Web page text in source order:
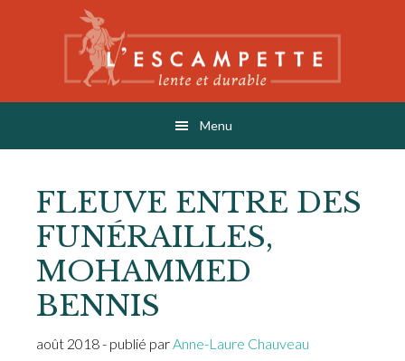
L'ESCAMPETTE
éditions lentes & durables
Menu
FLEUVE ENTRE DES
FUNÉRAILLES,
MOHAMMED
BENNIS
août 2018- publié parAnne-Laure Chauveau